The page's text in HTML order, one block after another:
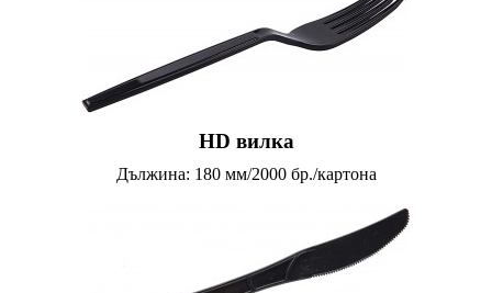
HD вилка
Дължина: 180 мм/2000 бр./картона